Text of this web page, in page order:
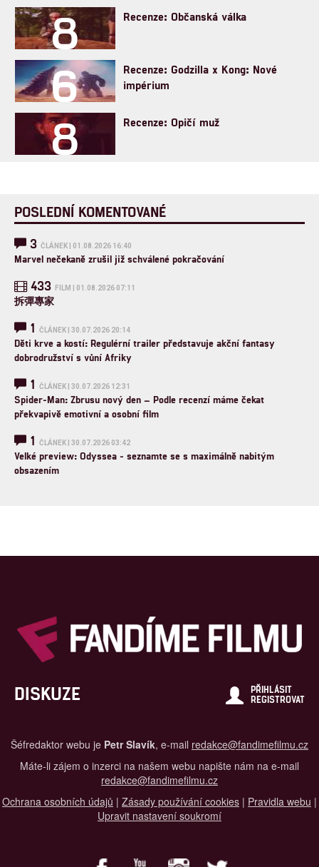
8 Recenze: Občanská válka
6
Recenze: Godzilla x Kong: Nové
impérium
8 Recenze: Opičí muž
POSLEDNÍ KOMENTOVANÉ
3 ČLÁNEK | 01.08.2026 16:40
Marvel nečekaně zrušil již schválené pokračování
433 FILM | 01.08.2026 07:11
拆彈專家
1 ČLÁNEK | 30.07.2026 20:14
Děti krve a kostí: Regulérní trailer představuje akční fantasy
dobrodružství s vůní Afriky
1 ČLÁNEK | 30.07.2026 12:31
Spider-Man: Zbrusu nový den – Podle recenzí máme čekat
překvapivě emotivní a osobní film
1 ČLÁNEK | 30.07.2026 03:42
Velké preview: Odyssea - seznamte se s maximálně nabitým
obsazením
PŘIHLÁSIT
REGISTROVAT
DISKUZE
Šéfredaktor webu je Petr Slavík, e-mail redakce@fandimefilmu.cz
Máte-li zájem o inzerci na našem webu napište nám na e-mail
redakce@fandimefilmu.cz
Ochrana osobních údajů | Zásady používání cookies | Pravidla webu |
Upravit nastavení soukromí